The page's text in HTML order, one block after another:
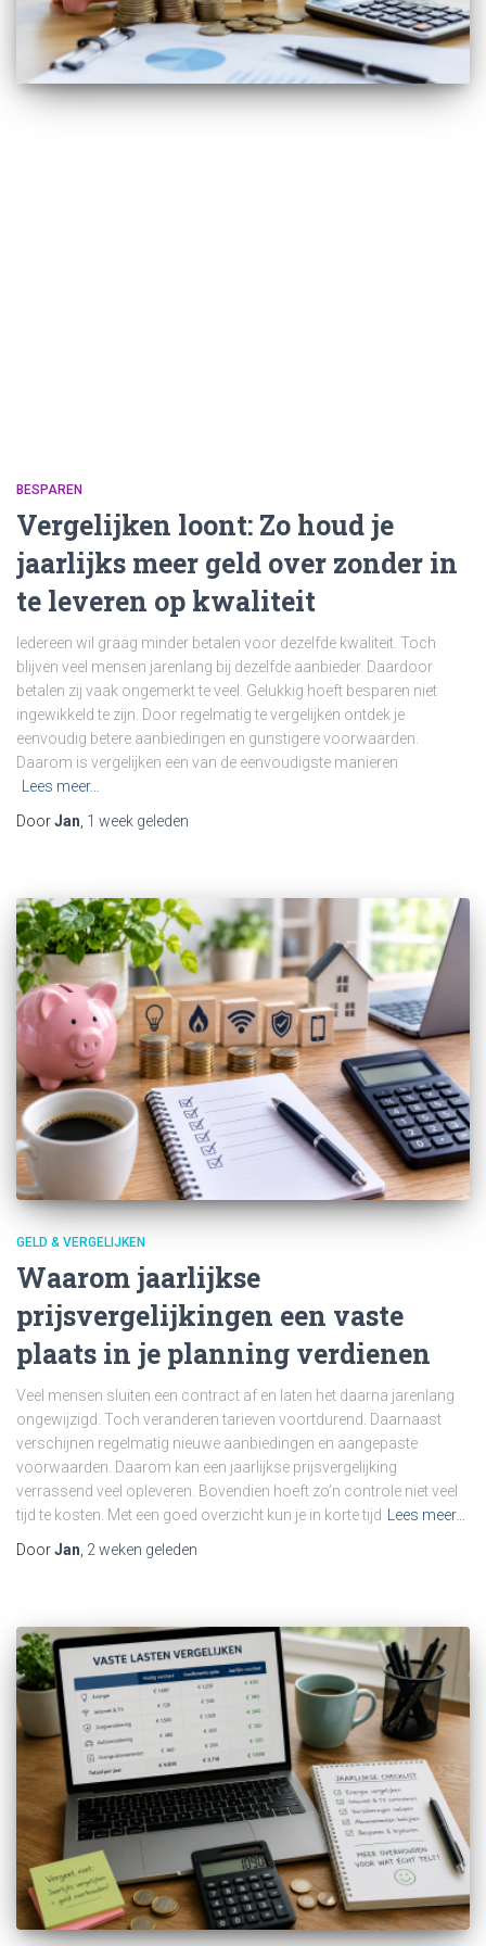
BESPAREN
Vergelijken loont: Zo houd je
jaarlijks meer geld over zonder in
te leveren op kwaliteit
Iedereen wil graag minder betalen voor dezelfde kwaliteit. Toch
blijven veel mensen jarenlang bij dezelfde aanbieder. Daardoor
betalen zij vaak ongemerkt te veel. Gelukkig hoeft besparen niet
ingewikkeld te zijn. Door regelmatig te vergelijken ontdek je
eenvoudig betere aanbiedingen en gunstigere voorwaarden.
Daarom is vergelijken een van de eenvoudigste manieren
Lees meer…
DoorJan 1 week geleden
GELD & VERGELIJKEN
Waarom jaarlijkse
prijsvergelijkingen een vaste
plaats in je planning verdienen
Veel mensen sluiten een contract af en laten het daarna jarenlang
ongewijzigd. Toch veranderen tarieven voortdurend. Daarnaast
verschijnen regelmatig nieuwe aanbiedingen en aangepaste
voorwaarden. Daarom kan een jaarlijkse prijsvergelijking
verrassend veel opleveren. Bovendien hoeft zo’n controle niet veel
tijd te kosten. Met een goed overzicht kun je in korte tijd Lees meer…
DoorJan, 2 weken geleden